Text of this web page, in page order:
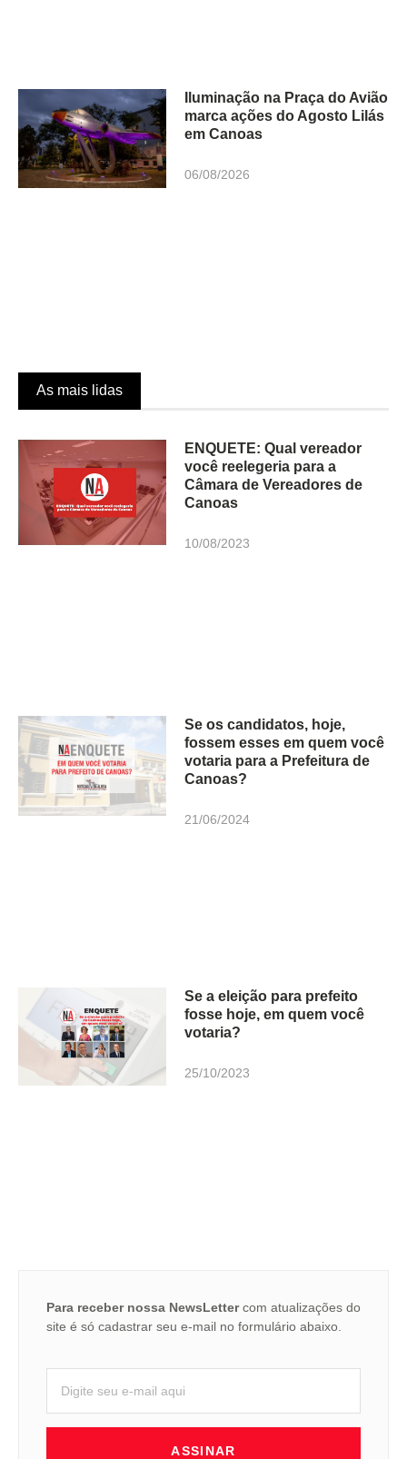
Iluminação na Praça do Avião
marca ações do Agosto Lilás
em Canoas
06/08/2026
As mais lidas
ENQUETE: Qual vereador
você reelegeria para a
Câmara de Vereadores de
Canoas
10/08/2023
Se os candidatos, hoje,
fossem esses em quem você
votaria para a Prefeitura de
Canoas?
21/06/2024
Se a eleição para prefeito
fosse hoje, em quem você
votaria?
25/10/2023
Para receber nossa NewsLettercom atualizações do
site é só cadastrar seu e-mail no formulário abaixo.
ASSINAR